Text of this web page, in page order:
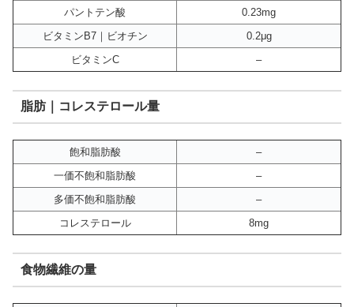
パントテン酸
0.23mg
ビタミンB7｜ビオチン
0.2μg
ビタミンC
–
脂肪｜コレステロール量
飽和脂肪酸
–
一価不飽和脂肪酸
–
多価不飽和脂肪酸
–
コレステロール
8mg
食物繊維の量